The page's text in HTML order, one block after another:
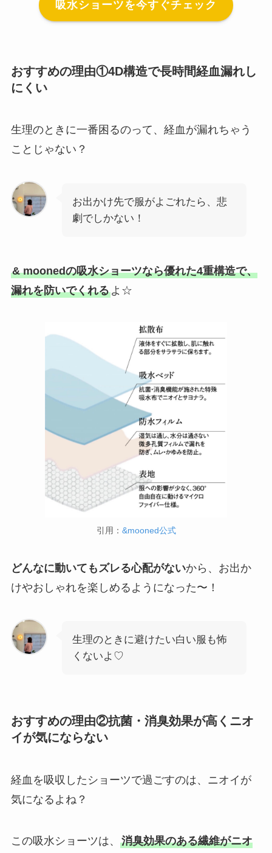
吸水ショーツを今すぐチェック
おすすめの理由①4D構造で長時間経血漏れし
にくい
生理のときに一番困るのって、経血が漏れちゃう
ことじゃない？
お出かけ先で服がよごれたら、悲
劇でしかない！
& moonedの吸水ショーツなら優れた4重構造で、
漏れを防いでくれるよ☆
引用： &mooned公式
どんなに動いてもズレる心配がないから、お出か
けやおしゃれを楽しめるようになった〜！
生理のときに避けたい白い服も怖
くないよ♡
おすすめの理由②抗菌・消臭効果が高くニオ
イが気にならない
経血を吸収したショーツで過ごすのは、ニオイが
気になるよね？
この吸水ショーツは、 消臭効果のある繊維がニオ